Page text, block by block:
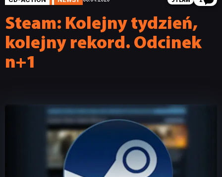
Steam: Kolejny tydzień,
kolejny rekord. Odcinek
n+1